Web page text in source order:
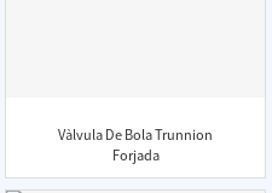
Vàlvula De Bola Trunnion
Forjada